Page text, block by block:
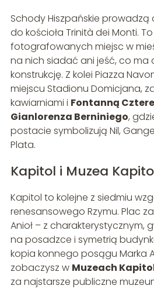
Schody Hiszpańskie prowadzą
do kościoła Trinità dei Monti.
fotografowanych miejsc w
na nich siadać ani jeść, co ma
konstrukcję. Z kolei Piazza
miejscu Stadionu Domicjana,
kawiarniami i Fontanną
Gianlorenza Berniniego,
postacie symbolizują Nil,
Plata.
Kapitol i Muzea
Kapitol to kolejne z siedmiu
renesansowego Rzymu. Plac
Anioł – z charakterystycznym,
na posadzce i symetrią
kopia konnego posągu Marka
zobaczysz w Muzeach
za najstarsze publiczne